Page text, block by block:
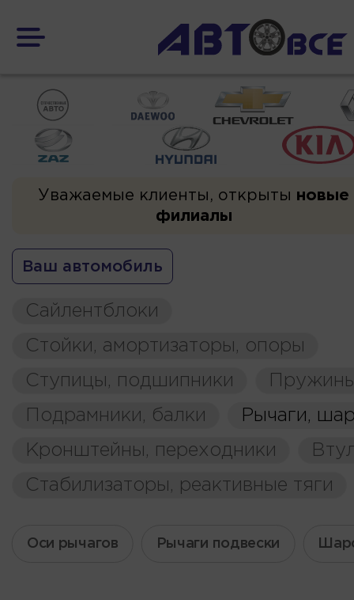
Уважаемые клиенты, открыты новые
филиалы
Ваш автомобиль
Сайлентблоки
Стойки, амортизаторы, опоры
Ступицы, подшипники
Подрамники, балки
Рычаги,
Кронштейны, переходники
Стабилизаторы, реактивные тяги
Оси рычагов Рычаги подвески